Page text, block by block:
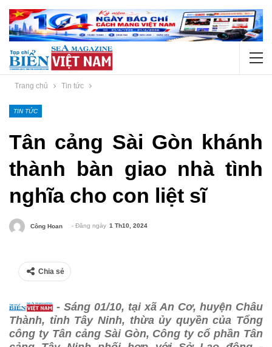
Trang chủ Tin tức
TIN TỨC
Tân cảng Sài Gòn khánh
thành bàn giao nhà tình
nghĩa cho con liệt sĩ
Công Hoan - Đăng ngày 1 Th10, 2024
Chia sẻ
- Sáng 01/10, tại xã An Cơ, huyện Châu
Thành, tỉnh Tây Ninh, thừa ủy quyền của Tổng
công ty Tân cảng Sài Gòn, Công ty cổ phần Tân